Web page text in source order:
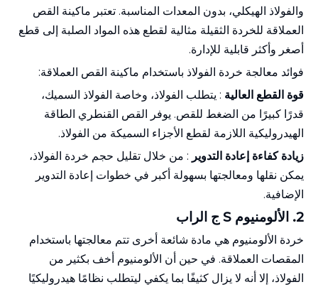
والفولاذ الهيكلي، بدون المعدات المناسبة. تعتبر ماكينة القص
العملاقة للخردة الثقيلة مثالية لقطع هذه المواد الصلبة إلى قطع
أصغر وأكثر قابلية للإدارة.
فوائد معالجة خردة الفولاذ باستخدام ماكينة القص العملاقة:
قوة القطع العالية : يتطلب الفولاذ، وخاصة الفولاذ السميك،
قدرًا كبيرًا من الضغط للقص. يوفر القص القنطري الطاقة
الهيدروليكية اللازمة لقطع الأجزاء السميكة من الفولاذ.
زيادة كفاءة إعادة التدوير : من خلال تقليل حجم خردة الفولاذ،
يمكن نقلها ومعالجتها بسهولة أكبر في خطوات إعادة التدوير
الإضافية.
2. الألومنيوم S ج الراب
خردة الألومنيوم هي مادة شائعة أخرى تتم معالجتها باستخدام
المقصات العملاقة. في حين أن الألومنيوم أخف بكثير من
الفولاذ، إلا أنه لا يزال كثيفًا بما يكفي ليتطلب نظامًا هيدروليكيًا